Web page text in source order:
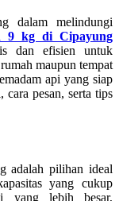
dalam melindungi
9 kg di Cipayung
dan efisien untuk
maupun tempat
api yang siap
pesan, serta tips
adalah pilihan ideal
yang cukup
yang lebih besar,